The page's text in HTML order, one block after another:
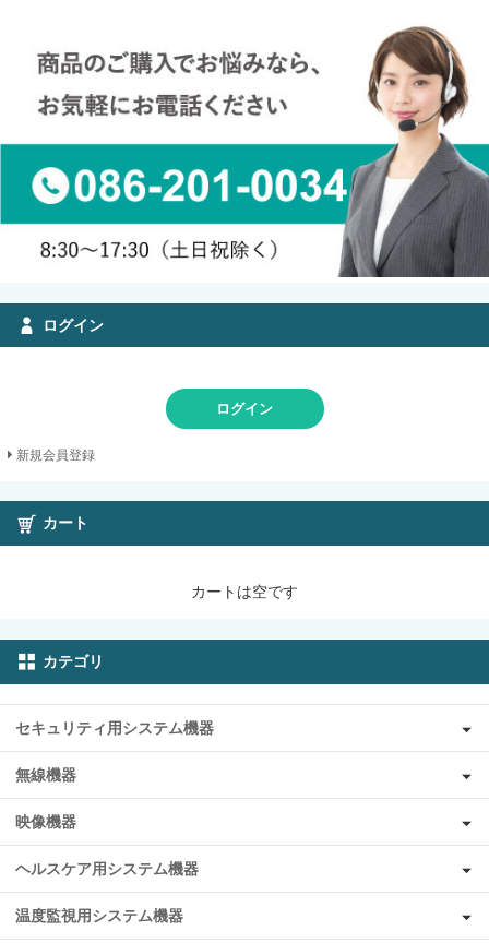
ログイン
ログイン
新規会員登録
カート
カートは空です
カテゴリ
セキュリティ用システム機器
無線機器
映像機器
ヘルスケア用システム機器
温度監視用システム機器